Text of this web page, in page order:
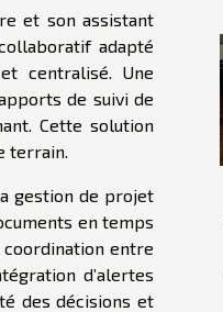
et son assistant
adapté
centralisé. Une
de suivi de
Cette solution
terrain.
gestion de projet
en temps
coordination entre
d’alertes
des décisions et